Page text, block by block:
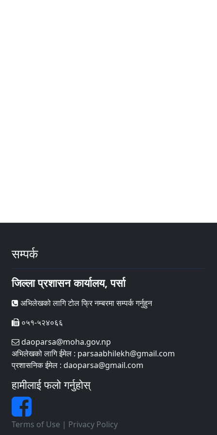
सम्पर्क
जिल्ला प्रशासन कार्यालय, पर्सा
अभिलेखको लागि टोल फ्रि नम्बरमा सम्पर्क गर्नुहुन
०५१-५२४०६६
daoparsa@moha.gov.np
अभिलेखको लागि ईमेल : parsaabhilekh@gmail.com
प्रशासनिक ईमेल : daoparsa@gmail.com
हामीलाई फलो गर्नुहोस्
Terms of Use | Privacy Policy